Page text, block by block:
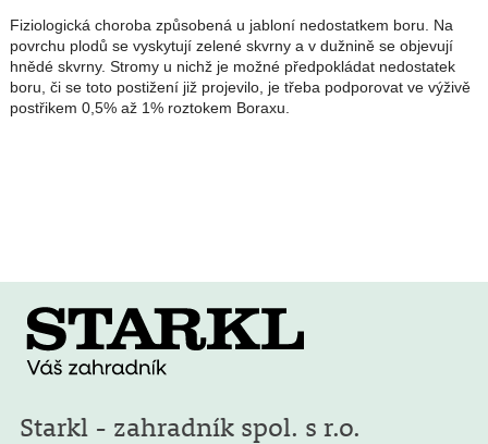
Fiziologická choroba způsobená u jabloní nedostatkem boru. Na
povrchu plodů se vyskytují zelené skvrny a v dužnině se objevují
hnědé skvrny. Stromy u nichž je možné předpokládat nedostatek
boru, či se toto postižení již projevilo, je třeba podporovat ve výživě
postřikem 0,5% až 1% roztokem Boraxu.
Starkl - zahradník spol. s r.o.